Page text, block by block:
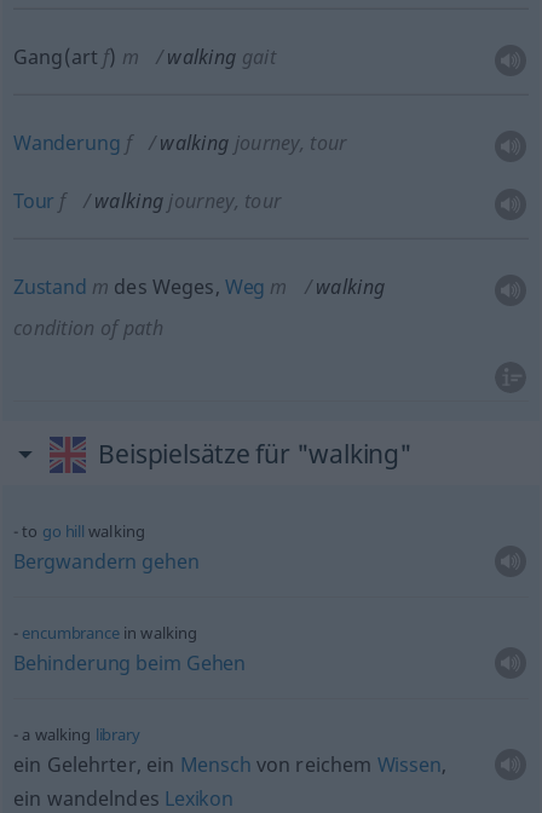
Gang(art f) m walking gait
Wanderung f walking journey, tour
Tour f walking journey, tour
Zustand m des Weges, Weg m
walking
condition of path
Beispielsätze für "walking"
to go hill walking
Bergwandern gehen
encumbrancein walking
Behinderung beim Gehen
a walking library
ein Gelehrter, ein Mensch von reichem Wissen,
ein wandelndes Lexikon